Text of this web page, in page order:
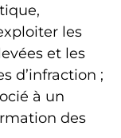
les
et les
d’infraction ;
à un
des